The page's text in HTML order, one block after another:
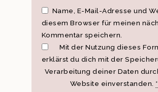
Name, E-Mail-Adresse und
diesem Browser für meinen
Kommentar speichern.
Mit der Nutzung dieses
erklärst du dich mit der
Verarbeitung deiner Daten
Website einverstanden. *